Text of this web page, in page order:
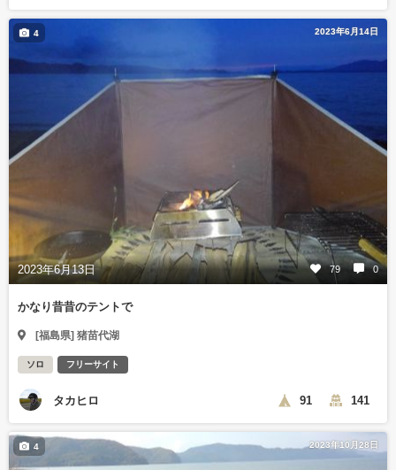
2023年6月14日
2023年6月13日 79 0
4
かなり昔昔のテントで
[福島県] 猪苗代湖
ソロ フリーサイト
タカヒロ 91 141
2023年10月28日
4